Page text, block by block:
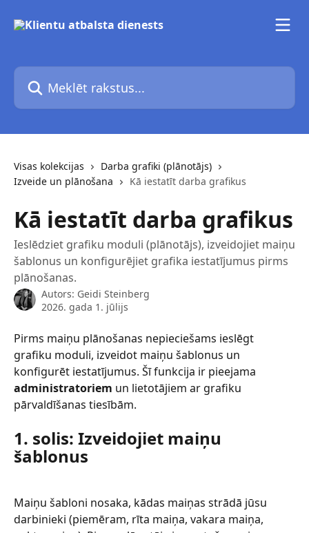
Meklēt rakstus...
Visas kolekcijas
Darba grafiki (plānotājs)
Izveide un plānošana
Kā iestatīt darba grafikus
Kā iestatīt darba grafikus
Ieslēdziet grafiku moduli (plānotājs), izveidojiet maiņu
šablonus un konfigurējiet grafika iestatījumus pirms
plānošanas.
Autors: Geidi Steinberg
2026. gada 1. jūlijs
Pirms maiņu plānošanas nepieciešams ieslēgt
grafiku moduli, izveidot maiņu šablonus un
konfigurēt iestatījumus. Šī funkcija ir pieejama
administratoriem un lietotājiem ar grafiku
pārvaldīšanas tiesībām.
1. solis: Izveidojiet maiņu
šablonus
Maiņu šabloni nosaka, kādas maiņas strādā jūsu
darbinieki (piemēram, rīta maiņa, vakara maiņa,